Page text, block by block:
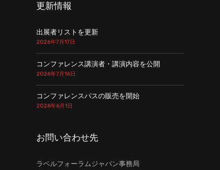
更新情報
出展者リストを更新
2026年7月17日
コンファレンス講演者・講演内容を公開
2026年7月16日
コンファレンスパスの販売を開始
2026年6月1日
お問い合わせ先
ラベルフォーラムジャパン事務局